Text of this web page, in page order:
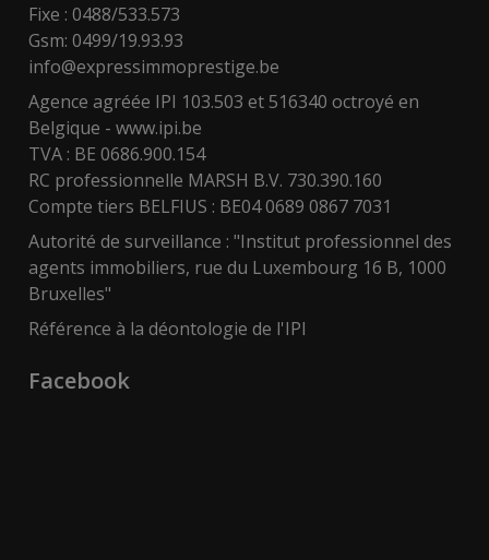
Fixe : 0488/533.573
Gsm: 0499/19.93.93
info@expressimmoprestige.be
Agence agréée IPI 103.503 et 516340 octroyé en
Belgique - www.ipi.be
TVA : BE 0686.900.154
RC professionnelle MARSH B.V. 730.390.160
Compte tiers BELFIUS : BE04 0689 0867 7031
Autorité de surveillance : "Institut professionnel des
agents immobiliers, rue du Luxembourg 16 B, 1000
Bruxelles"
Référence à la déontologie de l'IPI
Facebook